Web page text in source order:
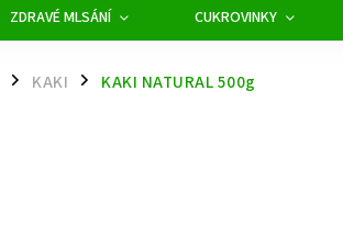
ZDRAVÉ MLSÁNÍ CUKROVINKY
/ KAKI / KAKI NATURAL 500g